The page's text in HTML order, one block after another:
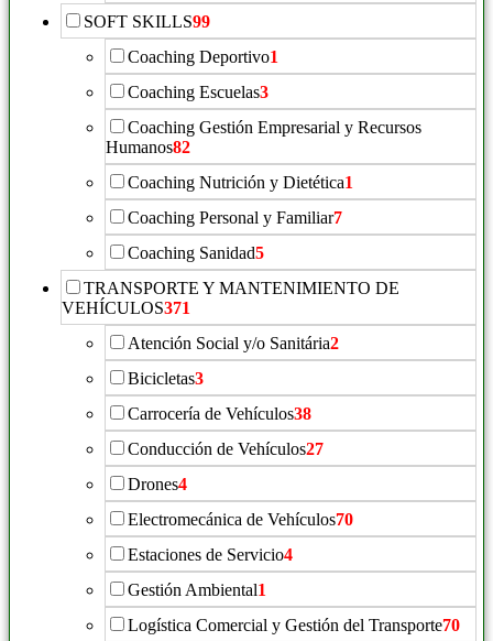
SOFT SKILLS99
Coaching Deportivo1
Coaching Escuelas3
Coaching Gestión Empresarial y Recursos
Humanos82
Coaching Nutrición y Dietética1
Coaching Personal y Familiar7
Coaching Sanidad5
TRANSPORTE Y MANTENIMIENTO DE
VEHÍCULOS371
Atención Social y/o Sanitária2
Bicicletas3
Carrocería de Vehículos38
Conducción de Vehículos27
Drones4
Electromecánica de Vehículos70
Estaciones de Servicio4
Gestión Ambiental1
Logística Comercial y Gestión del Transporte70